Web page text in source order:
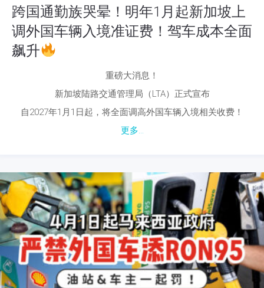
跨国通勤族哭晕！明年1月起新加坡上
调外国车辆入境准证费！驾车成本全面
飙升
重磅大消息！
新加坡陆路交通管理局（LTA）正式宣布
自2027年1月1日起，将全面调高外国车辆入境相关收费！
更多...